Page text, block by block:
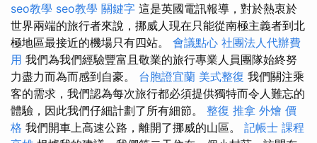
seo教學 seo教學 關鍵字 這是英國電訊報導，對於熱衷於
世界兩端的旅行者來說，挪威人現在只能從南極主義者到北
極地區最接近的機場只有四站。 會議點心 社團法人代辦費
用 我們為我們經驗豐富且敬業的旅行專業人員團隊始終努
力盡力而為而感到自豪。 台胞證宜蘭 美式整復 我們關注乘
客的需求，我們認為每次旅行都必須提供獨特而令人難忘的
體驗，因此我們仔細計劃了所有細節。 整復 推拿 外燴 價
格 我們開車上高速公路，離開了挪威的山區。 記帳士 課程